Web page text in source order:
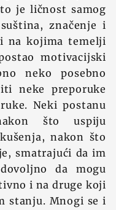
je ličnost samog
značenje i
na kojima temelji
motivacijski
neko posebno
neke preporuke
Neki postanu
što uspiju
nakon što
smatrajući da im
da mogu
i na druge koji
stanju. Mnogi se i